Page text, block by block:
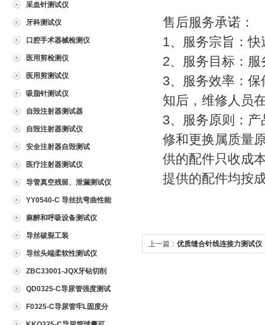
采血针测试仪
牙科测试仪
口腔手术器械检测仪
医用剪检测仪
医用剪测试仪
吸脂针测试仪
自毁注射器测试器
自毁注射器测试仪
安全注射器自毁测试
医疗注射器测试仪
导管真空残留、泄漏测试仪
YY0540-C 导丝抗弯曲性能
测试仪麻醉和呼吸设备测试仪
导丝破裂工装
导丝头端柔软性测试仪
ZBC33001-JQX牙钻切削
试验仪QD0325-C导尿管强度测试
仪
F0325-C导尿管牢L固度分
离力测试仪
售后服务承诺：
1、服务宗旨：
2、服务目标：
3、服务效率：
知后，维修人员
3、服务原则：
修和更换属质量
供的配件只收成
提供的配件均按
上一篇： 优质缝合针线连接力测试仪